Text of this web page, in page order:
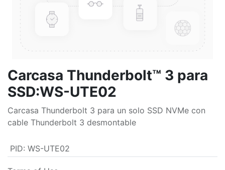
Carcasa Thunderbolt™ 3 para
SSD:WS-UTE02
Carcasa Thunderbolt 3 para un solo SSD NVMe con
cable Thunderbolt 3 desmontable
PID: WS-UTE02